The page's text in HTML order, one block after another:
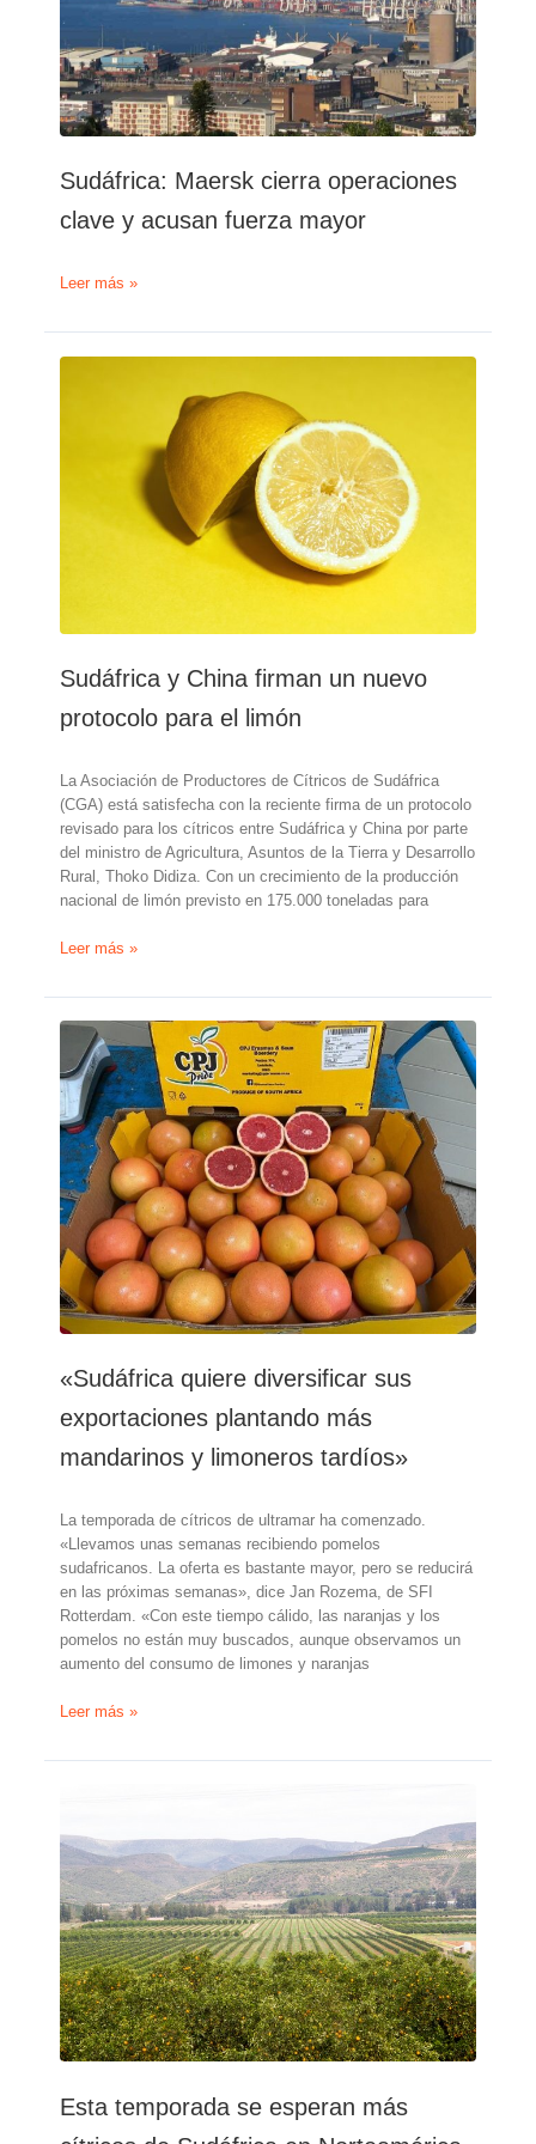
Sudáfrica: Maersk cierra operaciones
clave y acusan fuerza mayor
Sudáfrica:
cierra
operaciones
Leer más »
Sudáfrica y China firman un nuevo
protocolo para el limón
La Asociación de Productores de Cítricos de Sudáfrica
(CGA) está satisfecha con la reciente firma de un protocolo
revisado para los cítricos entre Sudáfrica y China por parte
del ministro de Agricultura, Asuntos de la Tierra y Desarrollo
Rural, Thoko Didiza. Con un crecimiento de la producción
nacional de limón previsto en 175.000 toneladas para
Sudáfrica
China
firman
nuevo
protocolo
para
el
limón
Leer más »
«Sudáfrica quiere diversificar sus
exportaciones plantando más
mandarinos y limoneros tardíos»
La temporada de cítricos de ultramar ha comenzado.
«Llevamos unas semanas recibiendo pomelos
sudafricanos. La oferta es bastante mayor, pero se reducirá
en las próximas semanas», dice Jan Rozema, de SFI
Rotterdam. «Con este tiempo cálido, las naranjas y los
pomelos no están muy buscados, aunque observamos un
aumento del consumo de limones y naranjas
«Sudáfrica
diversificar
más
mandarinos
y
limoneros
tardíos»
Leer más »
Esta temporada se esperan más